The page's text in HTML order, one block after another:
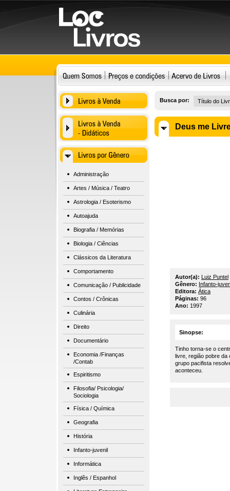
Administração
Artes / Música / Teatro
Astrologia / Esoterismo
Autoajuda
Biografia / Memórias
Biologia / Ciências
Clássicos da Literatura
Comportamento
Comunicação / Publicidade
Contos / Crônicas
Culinária
Direito
Documentário
Economia /Finanças
/Contab
Espiritismo
Filosofia/ Psicologia/
Sociologia
Física / Química
Geografia
História
Infanto-juvenil
Informática
Inglês / Espanhol
Busca por:
Deus me
Autor(a): Luiz Puntel
Gênero: Infanto-
Editora: Ática
Páginas: 96
Ano: 1997
Sinopse:
Tinho torna-se o
livre, região pobre da
grupo pacifista
aconteceu.